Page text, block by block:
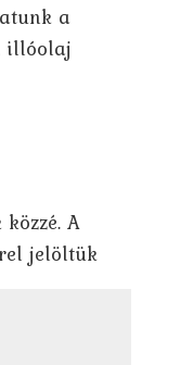
a
illóolaj
A
jelöltük